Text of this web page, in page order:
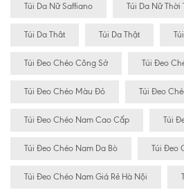
Túi Da Nữ Saffiano Túi Da Nữ Thời
Túi Da Thât Túi Da Thật
Túi Đeo Chéo Công Sở Túi Đeo
Túi Đeo Chéo Màu Đỏ Túi Đeo
Túi Đeo Chéo Nam Cao Cấp Túi
Túi Đeo Chéo Nam Da Bò Túi Đeo
Túi Đeo Chéo Nam Giá Rẻ Hà Nội